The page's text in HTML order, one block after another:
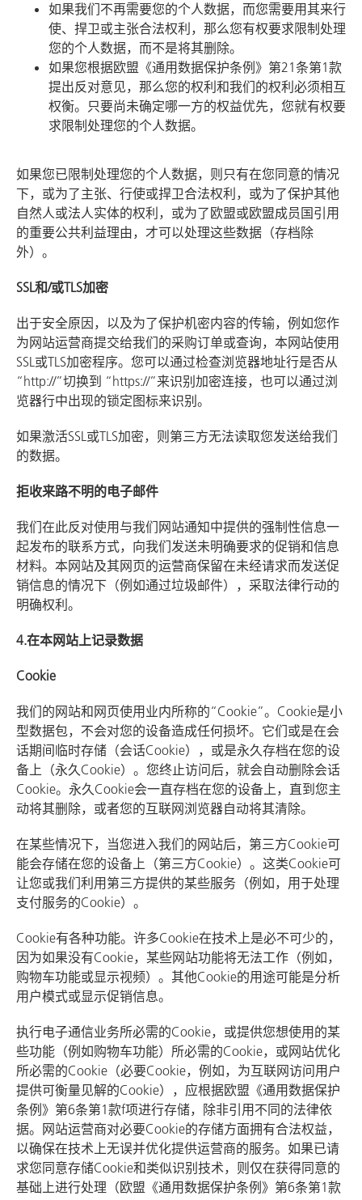
如果我们不再需要您的个人数据，而您需要用其来行
使、捍卫或主张合法权利，那么您有权要求限制处理
您的个人数据，而不是将其删除。
如果您根据欧盟《通用数据保护条例》第21条第1款
提出反对意见，那么您的权利和我们的权利必须相互
权衡。只要尚未确定哪一方的权益优先，您就有权要
求限制处理您的个人数据。
如果您已限制处理您的个人数据，则只有在您同意的情况
下，或为了主张、行使或捍卫合法权利，或为了保护其他
自然人或法人实体的权利，或为了欧盟或欧盟成员国引用
的重要公共利益理由，才可以处理这些数据（存档除
外）。
SSL和/或TLS加密
出于安全原因，以及为了保护机密内容的传输，例如您作
为网站运营商提交给我们的采购订单或查询，本网站使用
SSL或TLS加密程序。您可以通过检查浏览器地址行是否从
“http://”切换到 “https://”来识别加密连接，也可以通过浏
览器行中出现的锁定图标来识别。
如果激活SSL或TLS加密，则第三方无法读取您发送给我们
的数据。
拒收来路不明的电子邮件
我们在此反对使用与我们网站通知中提供的强制性信息一
起发布的联系方式，向我们发送未明确要求的促销和信息
材料。本网站及其网页的运营商保留在未经请求而发送促
销信息的情况下（例如通过垃圾邮件），采取法律行动的
明确权利。
4.在本网站上记录数据
Cookie
我们的网站和网页使用业内所称的“Cookie”。Cookie是小
型数据包，不会对您的设备造成任何损坏。它们或是在会
话期间临时存储（会话Cookie），或是永久存档在您的设
备上（永久Cookie）。您终止访问后，就会自动删除会话
Cookie。永久Cookie会一直存档在您的设备上，直到您主
动将其删除，或者您的互联网浏览器自动将其清除。
在某些情况下，当您进入我们的网站后，第三方Cookie可
能会存储在您的设备上（第三方Cookie）。这类Cookie可
让您或我们利用第三方提供的某些服务（例如，用于处理
支付服务的Cookie）。
Cookie有各种功能。许多Cookie在技术上是必不可少的，
因为如果没有Cookie，某些网站功能将无法工作（例如，
购物车功能或显示视频）。其他Cookie的用途可能是分析
用户模式或显示促销信息。
执行电子通信业务所必需的Cookie，或提供您想使用的某
些功能（例如购物车功能）所必需的Cookie，或网站优化
所必需的Cookie（必要Cookie，例如，为互联网访问用户
提供可衡量见解的Cookie），应根据欧盟《通用数据保护
条例》第6条第1款f项进行存储，除非引用不同的法律依
据。网站运营商对必要Cookie的存储方面拥有合法权益，
以确保在技术上无误并优化提供运营商的服务。如果已请
求您同意存储Cookie和类似识别技术，则仅在获得同意的
基础上进行处理（欧盟《通用数据保护条例》第6条第1款